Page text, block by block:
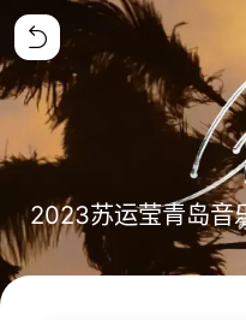
2023苏运莹青岛音